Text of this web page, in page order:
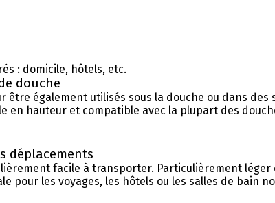
: domicile, hôtels, etc.
douche
également utilisés sous la douche ou dans des
en hauteur et compatible avec la plupart des
déplacements
facile à transporter. Particulièrement
pour les voyages, les hôtels ou les salles de bain